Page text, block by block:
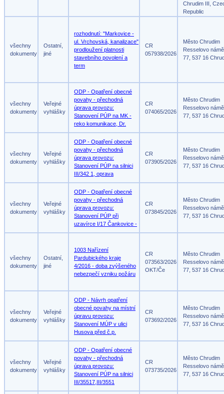
Chrudim III,
Republic
všechny
dokumenty
Ostatní,
jiné
rozhodnutí: "Markovice -
ul. Vrchovská, kanalizace"
prodloužení platnosti
stavebního povolení a
term
CR
057938/2026
Město Chrudim
Resselovo
77, 537 16
všechny
dokumenty
Veřejné
vyhlášky
ODP - Opatření obecné
povahy - přechodná
úprava provozu:
Stanovení PÚP na MK -
reko komunikace, Dr.
CR
074065/2026
Město Chrudim
Resselovo
77, 537 16
všechny
dokumenty
Veřejné
vyhlášky
ODP - Opatření obecné
povahy - přechodná
úprava provozu:
Stanovení PÚP na silnici
III/342 1, oprava
CR
073905/2026
Město Chrudim
Resselovo
77, 537 16
všechny
dokumenty
Veřejné
vyhlášky
ODP - Opatření obecné
povahy - přechodná
úprava provozu:
Stanovení PÚP při
uzavírce I/17 Čankovice -
CR
073845/2026
Město Chrudim
Resselovo
77, 537 16
všechny
dokumenty
Ostatní,
jiné
1003 Nařízení
Pardubického kraje
4/2016 - doba zvýšeného
nebezpečí vzniku požáru
CR
073563/2026
OKT/Če
Město Chrudim
Resselovo
77, 537 16
všechny
dokumenty
Veřejné
vyhlášky
ODP - Návrh opatření
obecné povahy na místní
úpravu provozu:
Stanovení MÚP v ulici
Husova před č.p.
CR
073692/2026
Město Chrudim
Resselovo
77, 537 16
všechny
dokumenty
Veřejné
vyhlášky
ODP - Opatření obecné
povahy - přechodná
úprava provozu:
Stanovení PÚP na silnici
III/35517,III/3551
CR
073735/2026
Město Chrudim
Resselovo
77, 537 16